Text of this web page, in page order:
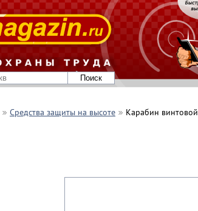
Средства защиты на высоте Карабин винтовой